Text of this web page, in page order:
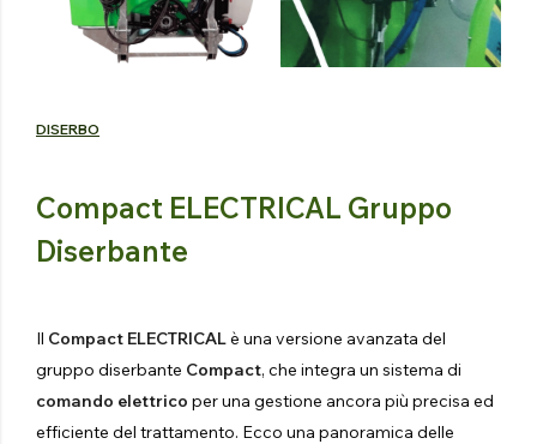
DISERBO
Compact ELECTRICAL Gruppo
Diserbante
Il Compact ELECTRICALè una versione avanzata del
gruppo diserbante Compact, che integra un sistema di
comando elettrico per una gestione ancora più precisa ed
efficiente del trattamento. Ecco una panoramica delle